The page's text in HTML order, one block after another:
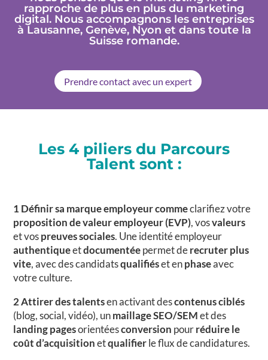
rapproche de plus en plus du marketing
digital. Nous accompagnons les entreprises
à Lausanne, Genève, Nyon et dans toute la
Suisse romande.
Prendre contact avec un expert
Les 4 piliers du Parcours
Talent sont :
1 Définir sa marque employeur commeclarifiez votre
proposition de valeur employeur (EVP), vosvaleurs
et vospreuves sociales. Une identité employeur
authentiqueetdocumentéepermet derecruter plus
vite, avec des candidatsqualifiéset enphaseavec
votre culture.
2 Attirer des talentsen activant descontenus ciblés
(blog, social, vidéo), unmaillage SEO/SEMet des
landing pagesorientéesconversion pourréduire le
coût d’acquisitionetqualifierle flux de candidatures.